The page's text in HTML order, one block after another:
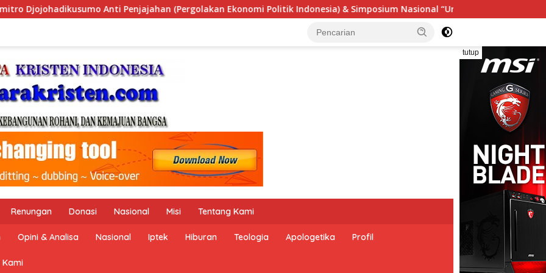
Ekonomi Politik Indonesia) & Simposium Nasional “Urgensi Undang-Undang Perekonomian Nasional dan
tutup
Renungan Donasi Nasional Misi Tentang Kami
Opini & Analisa Nasional Iptek Hiburan Teologia Apologetika Profil
Kami